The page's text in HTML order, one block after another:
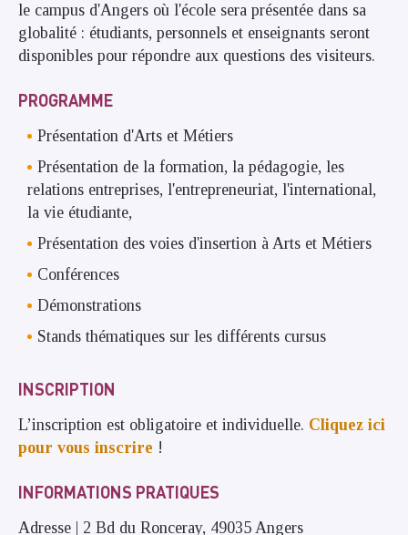
le campus d'Angers où l'école sera présentée dans sa
globalité : étudiants, personnels et enseignants seront
disponibles pour répondre aux questions des visiteurs.
PROGRAMME
Présentation d'Arts et Métiers
Présentation de la formation, la pédagogie, les
relations entreprises, l'entrepreneuriat, l'international,
la vie étudiante,
Présentation des voies d'insertion à Arts et Métiers
Conférences
Démonstrations
Stands thématiques sur les différents cursus
INSCRIPTION
L’inscription est obligatoire et individuelle. Cliquez ici
pour vous inscrire !
INFORMATIONS PRATIQUES
Adresse | 2 Bd du Ronceray, 49035 Angers